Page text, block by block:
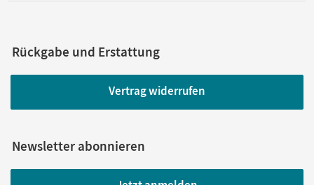
Rückgabe und Erstattung
Vertrag widerrufen
Newsletter abonnieren